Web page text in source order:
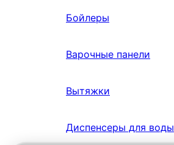
Бойлеры
Варочные панели
Вытяжки
Диспенсеры для воды